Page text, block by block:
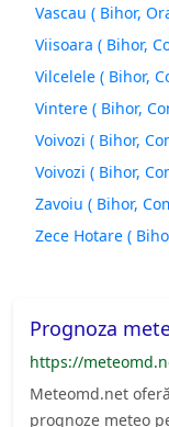
Vascau ( Bihor,
Viisoara ( Bihor,
Vilcelele ( Bihor,
Vintere ( Bihor,
Voivozi ( Bihor,
Voivozi ( Bihor,
Zavoiu ( Bihor,
Zece Hotare (
Prognoza
https://
Meteomd.net
prognoze meteo